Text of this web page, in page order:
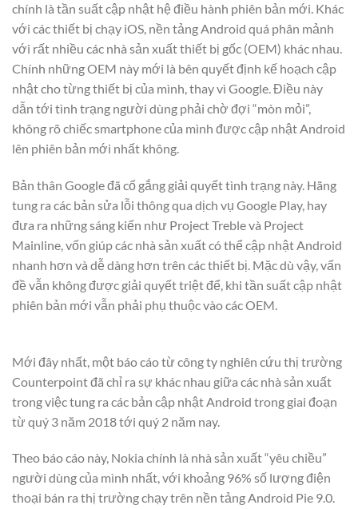
chính là tần suất cập nhật hệ điều hành phiên bản mới. Khác
với các thiết bị chạy iOS, nền tảng Android quá phân mảnh
với rất nhiều các nhà sản xuất thiết bị gốc (OEM) khác nhau.
Chính những OEM này mới là bên quyết định kế hoạch cập
nhật cho từng thiết bị của mình, thay vì Google. Điều này
dẫn tới tình trạng người dùng phải chờ đợi “mòn mỏi”,
không rõ chiếc smartphone của mình được cập nhật Android
lên phiên bản mới nhất không.
Bản thân Google đã cố gắng giải quyết tình trạng này. Hãng
tung ra các bản sửa lỗi thông qua dịch vụ Google Play, hay
đưa ra những sáng kiến như Project Treble và Project
Mainline, vốn giúp các nhà sản xuất có thể cập nhật Android
nhanh hơn và dễ dàng hơn trên các thiết bị. Mặc dù vậy, vấn
đề vẫn không được giải quyết triệt để, khi tần suất cập nhật
phiên bản mới vẫn phải phụ thuộc vào các OEM.
Mới đây nhất, một báo cáo từ công ty nghiên cứu thị trường
Counterpoint đã chỉ ra sự khác nhau giữa các nhà sản xuất
trong việc tung ra các bản cập nhật Android trong giai đoạn
từ quý 3 năm 2018 tới quý 2 năm nay.
Theo báo cáo này, Nokia chính là nhà sản xuất “yêu chiều”
người dùng của mình nhất, với khoảng 96% số lượng điện
thoại bán ra thị trường chạy trên nền tảng Android Pie 9.0.